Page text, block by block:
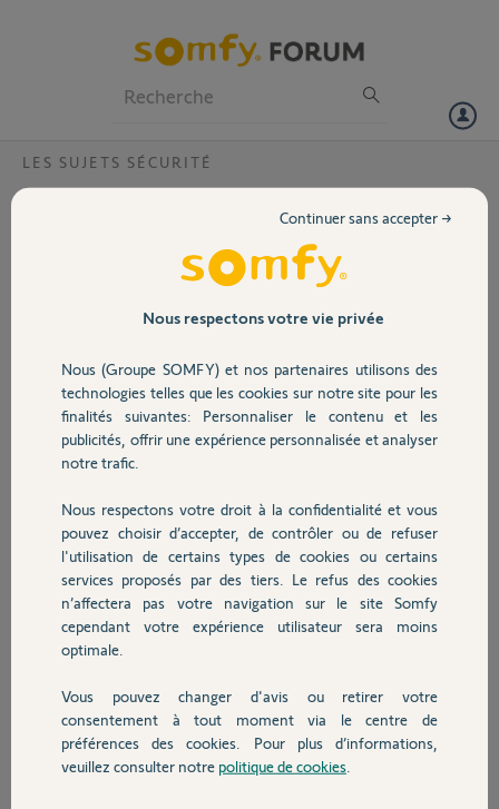
Volet
Sécurité
Domotique
Chauffage
Autres produits
Devis avec un pro
Contact
LES SUJETS SÉCURITÉ
Envisagez-vous de vendre un lien avec
Ethernet, données mobiles, batterie 24h
comme Amazon Ring?
Il serait intéressant d'une plus grande autonomie comme Amazon
Ring qui dispose de 24 heures et d'une connexion de données
Ethernet et mobile.
Également une sirène avec détecteur d'inhibiteur. Comme le vieux
avec Ethernet qu'AYR Int-Guard va bientôt sortir.
Merci,
Màrius S.
il y a plus de 5 ans
Participer au fil de discussion
Réponses
Nous respectons votre vie privée
Nous (Groupe SOMFY) et nos partenaires utilisons des
technologies telles que les cookies sur notre site pour les
finalités suivantes: Personnaliser le contenu et les
publicités, offrir une expérience personnalisée et analyser
notre trafic.
Nous respectons votre droit à la confidentialité et vous
pouvez choisir d’accepter, de contrôler ou de refuser
l'utilisation de certains types de cookies ou certains
services proposés par des tiers. Le refus des cookies
n’affectera pas votre navigation sur le site Somfy
cependant votre expérience utilisateur sera moins
optimale.
Vous pouvez changer d'avis ou retirer votre
consentement à tout moment via le centre de
préférences des cookies. Pour plus d’informations,
veuillez consulter notre politique de cookies
Continuer sans accepter →